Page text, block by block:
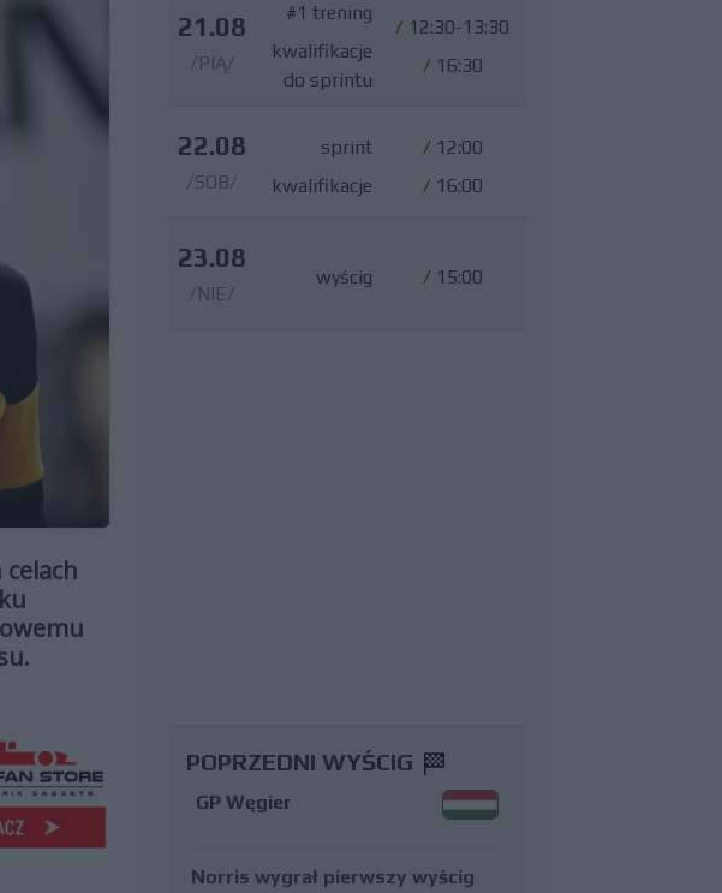
21.08
/PIĄ/
#1 trening
kwalifikacje
do sprintu
/ 12:30-13:30
/ 16:30
22.08
/SOB/
sprint
kwalifikacje
/ 12:00
/ 16:00
23.08
/NIE/
wyścig / 15:00
POPRZEDNI WYŚCIG
GP Węgier
Norris wygrał pierwszy wyścig